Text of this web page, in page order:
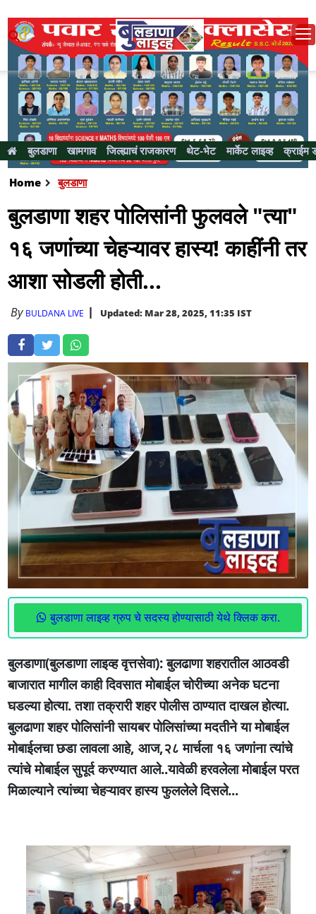
बुलडाणा खामगाव जिल्ह्याचं राजकारण थेट-भेट मार्केट लाइव्ह क्राईम
Home बुलडाणा
बुलडाणा शहर पोलिसांनी फुलवले "त्या"
१६ जणांच्या चेहऱ्यावर हास्य! काहींनी तर
आशा सोडली होती...
By BULDANA LIVE Updated: Mar 28, 2025, 11:35 IST
बुलडाणा लाइव्ह ग्रुप चे सदस्य होण्यासाठी येथे क्लिक करा.
बुलडाणा(बुलडाणा लाइव्ह वृत्तसेवा): बुलढाणा शहरातील आठवडी
बाजारात मागील काही दिवसात मोबाईल चोरीच्या अनेक घटना
घडल्या होत्या. तशा तक्रारी शहर पोलीस ठाण्यात दाखल होत्या.
बुलढाणा शहर पोलिसांनी सायबर पोलिसांच्या मदतीने या मोबाईल
मोबाईलचा छडा लावला आहे, आज,२८ मार्चला १६ जणांना त्यांचे
त्यांचे मोबाईल सुपूर्द करण्यात आले..यावेळी हरवलेला मोबाईल परत
मिळाल्याने त्यांच्या चेहऱ्यावर हास्य फुललेले दिसले...